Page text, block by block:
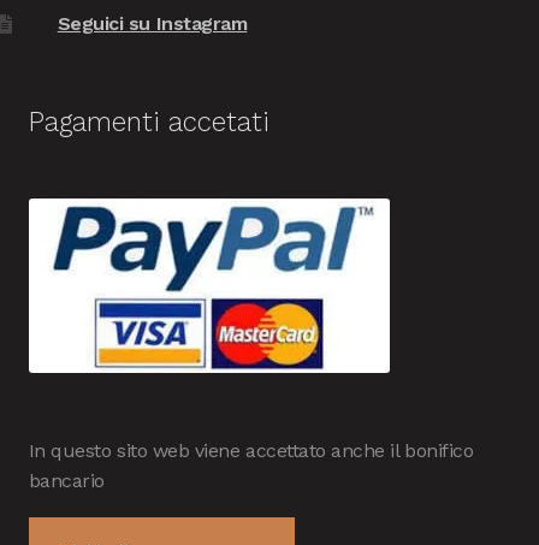
Seguici su Instagram
Pagamenti accetati
In questo sito web viene accettato anche il bonifico
bancario